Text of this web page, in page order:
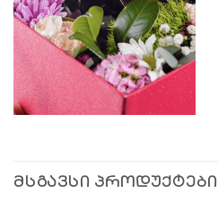
ᲛᲡᲒᲐᲕᲡᲘ ᲞᲠᲝᲓᲣᲥᲢᲔᲑᲘ